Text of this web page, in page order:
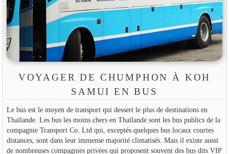
VOYAGER DE CHUMPHON À KOH
SAMUI EN BUS
Le bus est le moyen de transport qui dessert le plus de destinations en
Thaïlande. Les bus les moins chers en Thaïlande sont les bus publics de la
compagnie Transport Co. Ltd qui, exceptés quelques bus locaux courtes
distances, sont dans leur immense majorité climatisés. Mais il existe aussi
de nombreuses compagnies privées qui proposent souvent des bus dits VIP